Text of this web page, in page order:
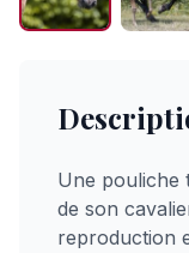
Une pouliche
de son
reproduction